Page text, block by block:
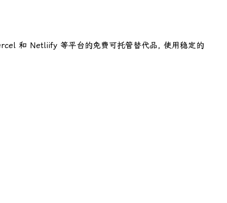
和 Netliify 等平台的免费可托管替代品, 使用稳定的